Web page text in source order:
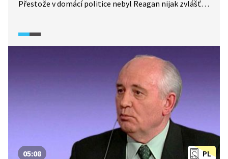
Přestože v domácí politice nebyl Reagan nijak zvlášť
jen Reaganovou zásluhou, ale podílela se na něm celá
PL
05:08